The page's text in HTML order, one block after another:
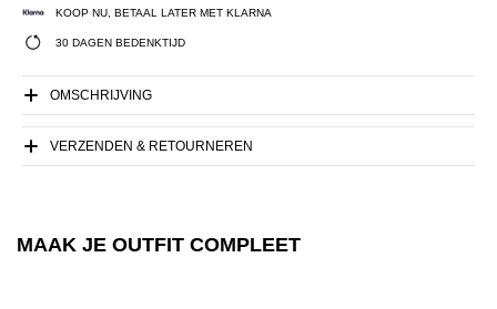
KOOP NU, BETAAL LATER MET KLARNA
30 DAGEN BEDENKTIJD
OMSCHRIJVING
VERZENDEN & RETOURNEREN
MAAK JE OUTFIT COMPLEET